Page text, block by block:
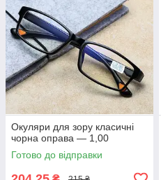
Окуляри для зору класичні
чорна оправа — 1,00
Готово до відправки